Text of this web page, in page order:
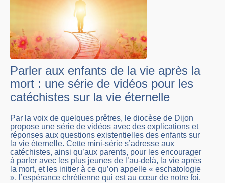
Parler aux enfants de la vie après la
mort : une série de vidéos pour les
catéchistes sur la vie éternelle
Par la voix de quelques prêtres, le diocèse de Dijon
propose une série de vidéos avec des explications et
réponses aux questions existentielles des enfants sur
la vie éternelle. Cette mini-série s’adresse aux
catéchistes, ainsi qu’aux parents, pour les encourager
à parler avec les plus jeunes de l’au-delà, la vie après
la mort, et les initier à ce qu’on appelle « eschatologie
», l’espérance chrétienne qui est au cœur de notre foi.